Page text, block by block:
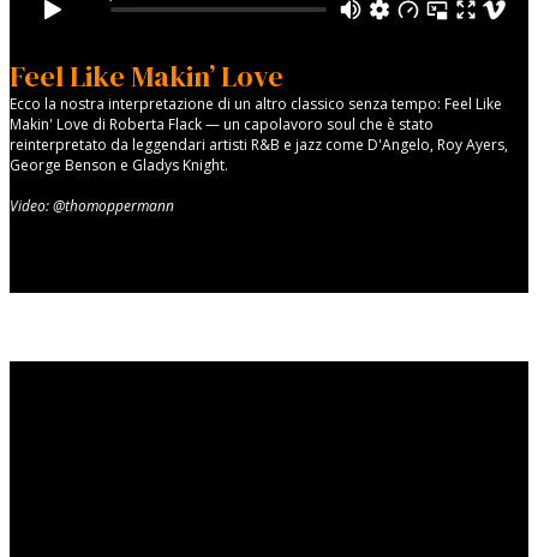
Feel Like Makin’ Love
Ecco la nostra interpretazione di un altro classico senza tempo: Feel Like
Makin' Love di Roberta Flack — un capolavoro soul che è stato
reinterpretato da leggendari artisti R&B e jazz come D'Angelo, Roy Ayers,
George Benson e Gladys Knight.
Video: @thomoppermann